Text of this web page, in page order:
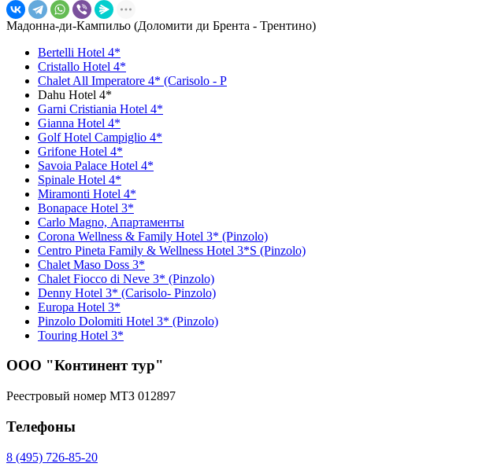
Мадонна-ди-Кампильо (Доломити ди Брента - Трентино)
Bertelli Hotel 4*
Cristallo Hotel 4*
Chalet All Imperatore 4* (Carisolo - P
Dahu Hotel 4*
Garni Cristiania Hotel 4*
Gianna Hotel 4*
Golf Hotel Campiglio 4*
Grifone Hotel 4*
Savoia Palace Hotel 4*
Spinale Hotel 4*
Miramonti Hotel 4*
Bonapace Hotel 3*
Carlo Magno, Апартаменты
Corona Wellness & Family Hotel 3* (Pinzolo)
Centro Pineta Family & Wellness Hotel 3*S (Pinzolo)
Chalet Maso Doss 3*
Chalet Fiocco di Neve 3* (Pinzolo)
Denny Hotel 3* (Carisolo- Pinzolo)
Europa Hotel 3*
Pinzolo Dolomiti Hotel 3* (Pinzolo)
Touring Hotel 3*
ООО "Континент тур"
Реестровый номер МТЗ 012897
Телефоны
8 (495) 726-85-20